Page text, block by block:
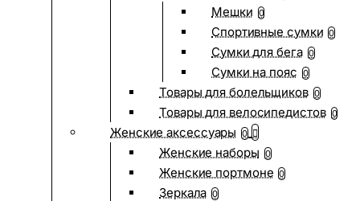
Мешки 0
Спортивные сумки 0
Сумки для бега 0
Сумки на пояс 0
Товары для болельщиков 0
Товары для велосипедистов 0
Женские аксессуары 0
Женские наборы 0
Женские портмоне 0
Зеркала 0